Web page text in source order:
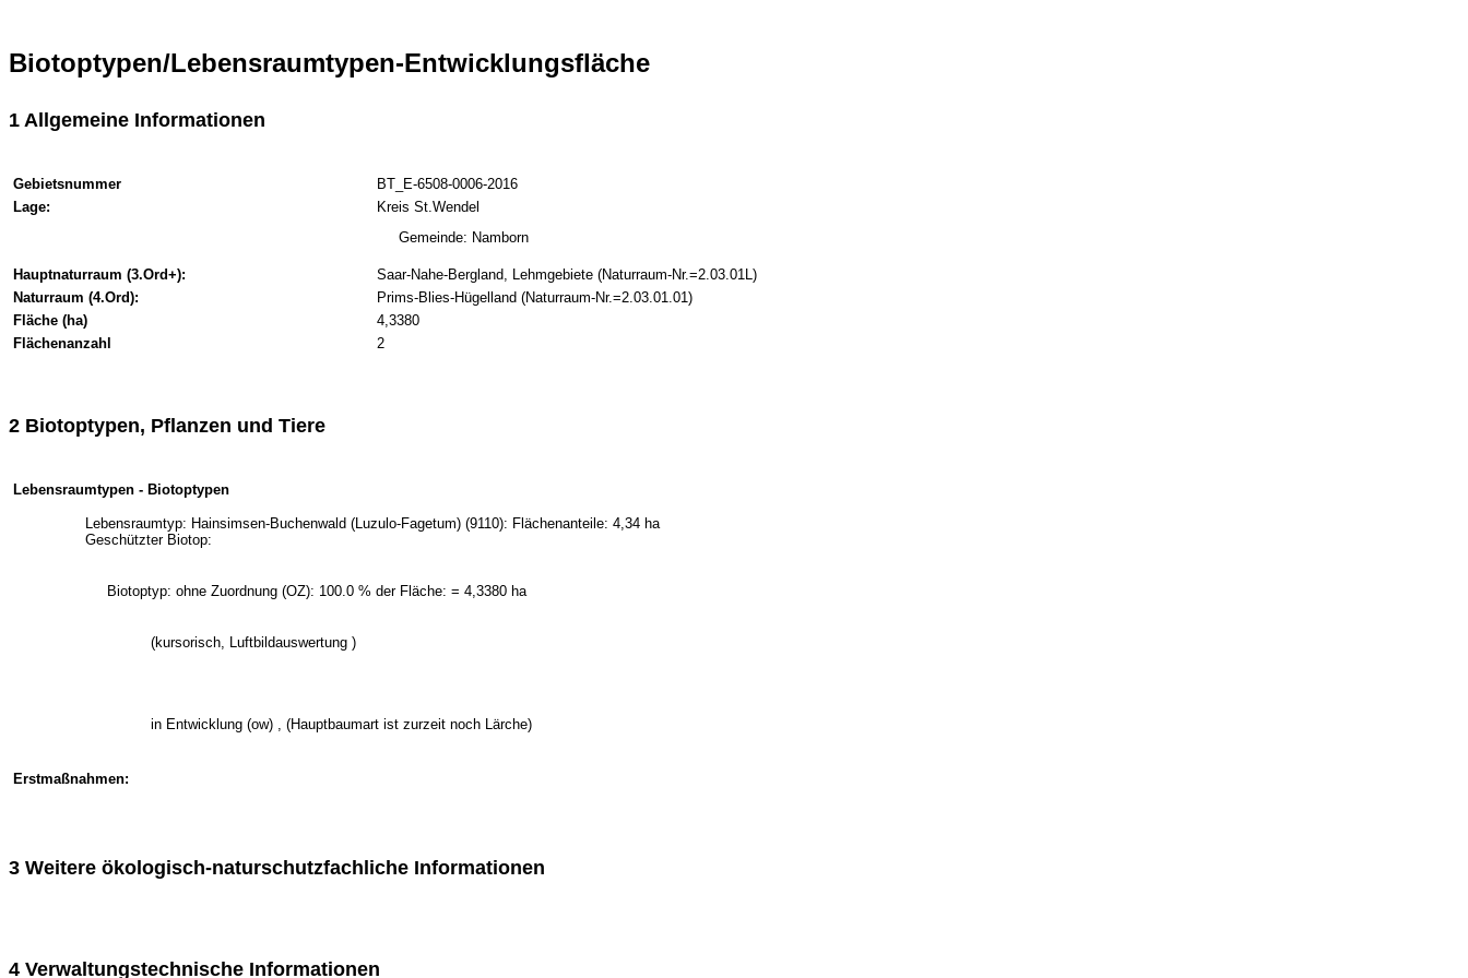
Biotoptypen/Lebensraumtypen-Entwicklungsfläche
1 Allgemeine Informationen
Gebietsnummer
BT_E-6508-0006-2016
Lage:
Kreis St.Wendel
Gemeinde: Namborn
Hauptnaturraum (3.Ord+):
Saar-Nahe-Bergland, Lehmgebiete (Naturraum-Nr.=2.03.01L)
Naturraum (4.Ord):
Prims-Blies-Hügelland (Naturraum-Nr.=2.03.01.01)
Fläche (ha)
4,3380
Flächenanzahl
2
2 Biotoptypen, Pflanzen und Tiere
Lebensraumtypen - Biotoptypen
Lebensraumtyp: Hainsimsen-Buchenwald (Luzulo-Fagetum) (9110): Flächenanteile: 4,34 ha
Geschützter Biotop:
Biotoptyp: ohne Zuordnung (OZ): 100.0 % der Fläche: = 4,3380 ha
(kursorisch, Luftbildauswertung )
in Entwicklung (ow) , (Hauptbaumart ist zurzeit noch Lärche)
Erstmaßnahmen:
3 Weitere ökologisch-naturschutzfachliche Informationen
4 Verwaltungstechnische Informationen